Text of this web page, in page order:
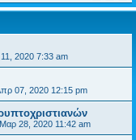
2020 7:33 am
07, 2020 12:15 pm
28, 2020 11:42 am